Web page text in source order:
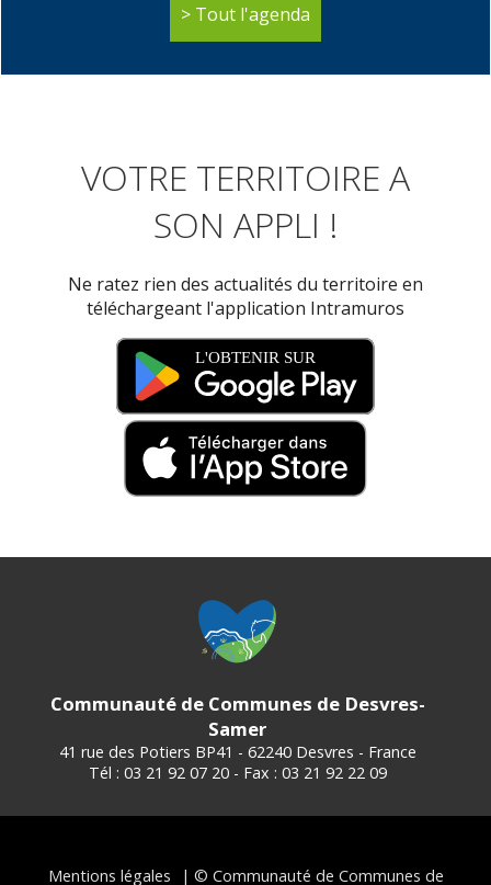
Tout l'agenda
VOTRE TERRITOIRE A
SON APPLI !
Ne ratez rien des actualités du territoire en
téléchargeant l'application Intramuros
Communauté de Communes de Desvres-
Samer
41 rue des Potiers BP41 - 62240 Desvres - France
Tél : 03 21 92 07 20 - Fax : 03 21 92 22 09
Mentions légales | © Communauté de Communes de